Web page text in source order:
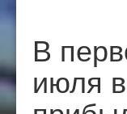
В
июля